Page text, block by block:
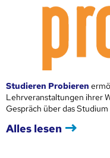
Studieren Probieren
Lehrveranstaltungen ihrer
Gespräch über das
Alles lesen